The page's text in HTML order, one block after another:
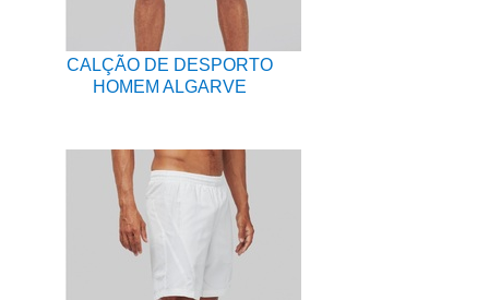
CALÇÃO DE DESPORTO
HOMEM ALGARVE